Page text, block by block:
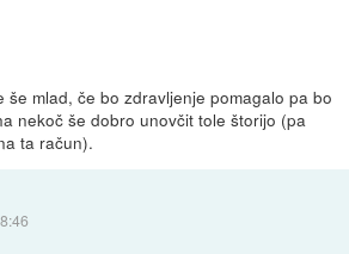
še mlad, če bo zdravljenje pomagalo pa bo
nekoč še dobro unovčit tole štorijo (pa
ta račun).